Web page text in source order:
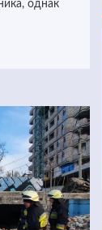
однак